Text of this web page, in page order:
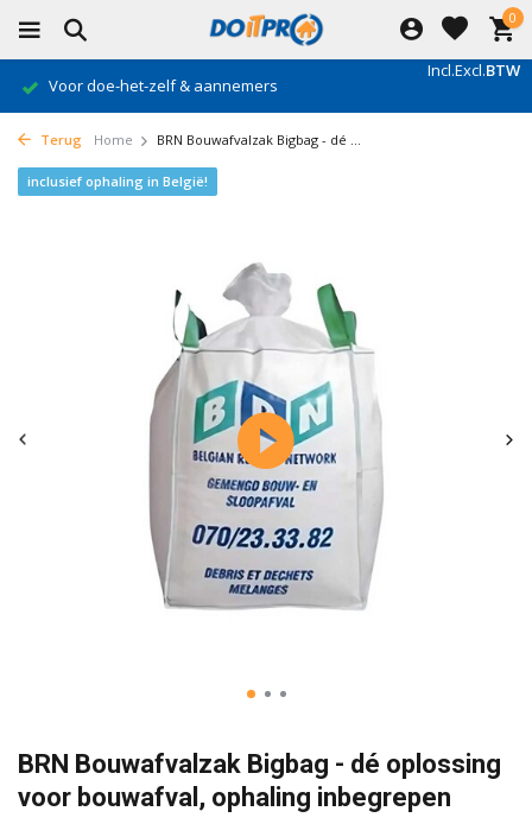
0
Incl.Excl.BTW
Voor doe-het-zelf & aannemers
Terug Home BRN Bouwafvalzak Bigbag - dé ...
BRN Bouwafvalzak Bigbag - dé oplossing
voor bouwafval, ophaling inbegrepen
inclusief ophaling in België!